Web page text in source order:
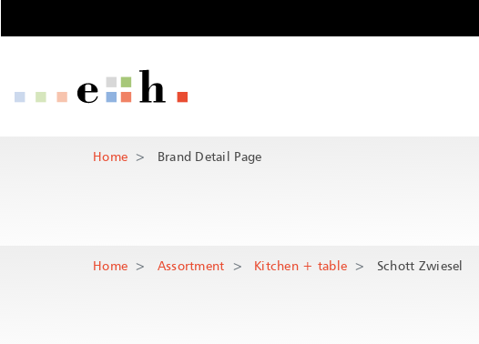
Brand Detail Page
Important pages
Home
Main Content
Rootline Navigation
Home Brand Detail Page
Home Assortment Kitchen + table Schott Zwiesel